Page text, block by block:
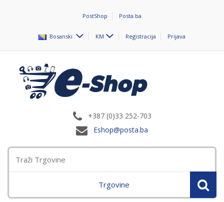
PostShop Posta.ba
Bosanski KM Registracija Prijava
+387 (0)33 252-703
Eshop@posta.ba
Trgovine